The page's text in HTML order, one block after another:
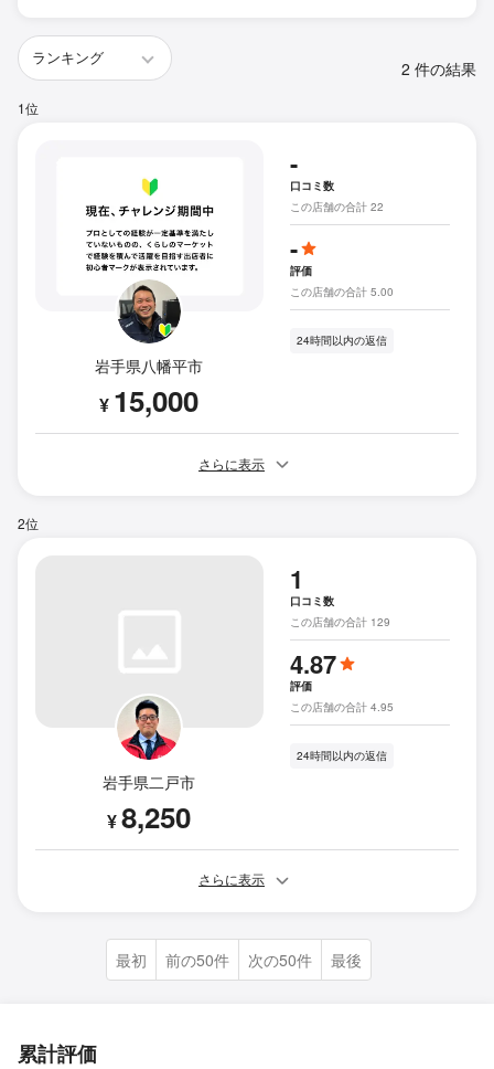
2 件の結果
1位
岩手県八幡平市
¥ 15,000
-
口コミ数
この店舗の合計 22
-
評価
この店舗の合計 5.00
24時間以内の返信
さらに表示
2位
岩手県二戸市
¥8,250
1
口コミ数
この店舗の合計 129
4.87
評価
この店舗の合計 4.95
24時間以内の返信
さらに表示
最初 前の50件 次の50件 最後
累計評価